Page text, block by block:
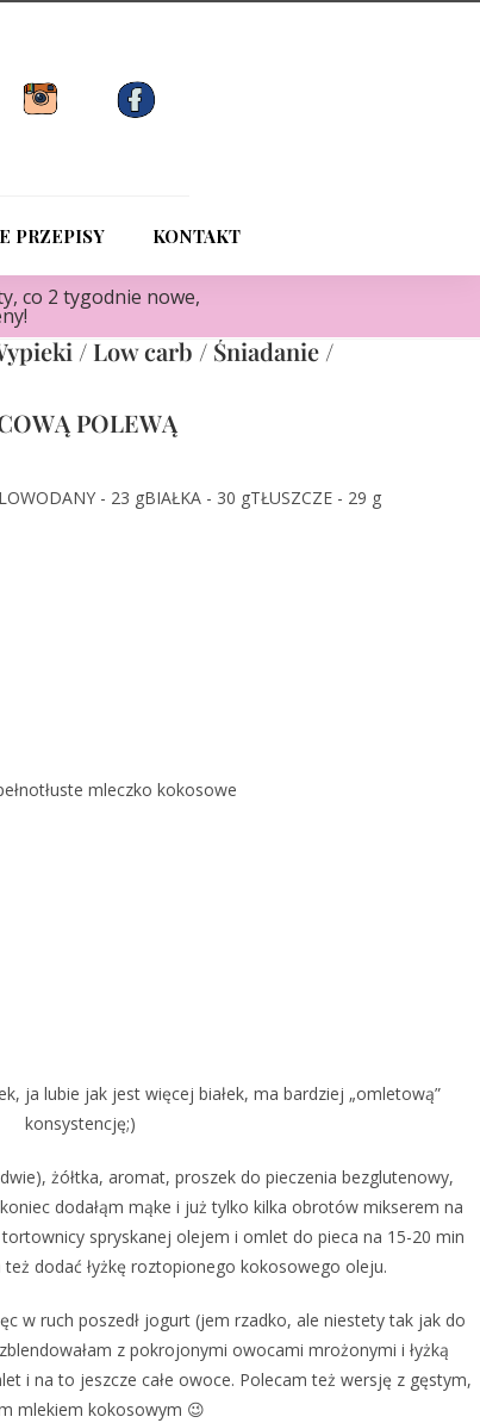
PRZEPISY KONTAKT
co 2 tygodnie nowe,
/ Low carb / Śniadanie /
POLEWĄ
- 23 gBIAŁKA - 30 gTŁUSZCZE - 29 g
mleczko kokosowe
ja lubie jak jest więcej białek, ma bardziej „omletową”
konsystencję;)
dwie), żółtka, aromat, proszek do pieczenia bezglutenowy,
dodałąm mąke i już tylko kilka obrotów mikserem na
spryskanej olejem i omlet do pieca na 15-20 min
dodać łyżkę roztopionego kokosowego oleju.
w ruch poszedł jogurt (jem rzadko, ale niestety tak jak do
z pokrojonymi owocami mrożonymi i łyżką
i na to jeszcze całe owoce. Polecam też wersję z gęstym,
mlekiem kokosowym 😉